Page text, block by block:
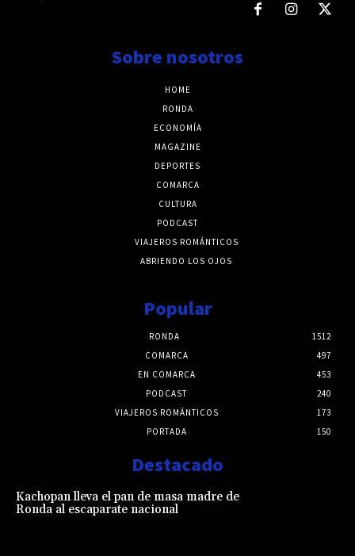
Sobre nosotros
HOME
RONDA
ECONOMÍA
MAGAZINE
DEPORTES
COMARCA
CULTURA
PODCAST
VIAJEROS ROMÁNTICOS
ABRIENDO LOS OJOS
Popular
RONDA
1512
COMARCA
497
EN COMARCA
453
PODCAST
240
VIAJEROS ROMÁNTICOS
173
PORTADA
150
Destacado
Kachopan lleva el pan de masa madre de
Ronda al escaparate nacional